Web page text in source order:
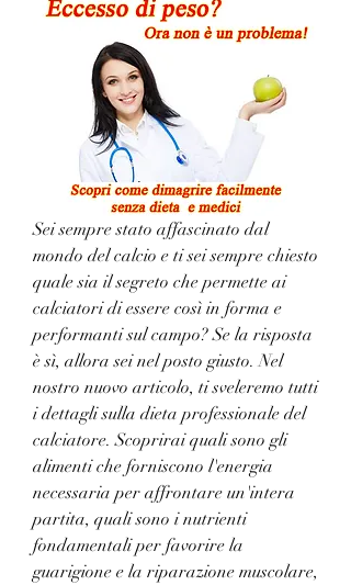
Sei sempre stato affascinato dal
mondo del calcio e ti sei sempre chiesto
quale sia il segreto che permette ai
calciatori di essere così in forma e
performanti sul campo? Se la risposta
è sì, allora sei nel posto giusto. Nel
nostro nuovo articolo, ti sveleremo tutti
i dettagli sulla dieta professionale del
calciatore. Scoprirai quali sono gli
alimenti che forniscono l'energia
necessaria per affrontare un'intera
partita, quali sono i nutrienti
fondamentali per favorire la
guarigione e la riparazione muscolare,